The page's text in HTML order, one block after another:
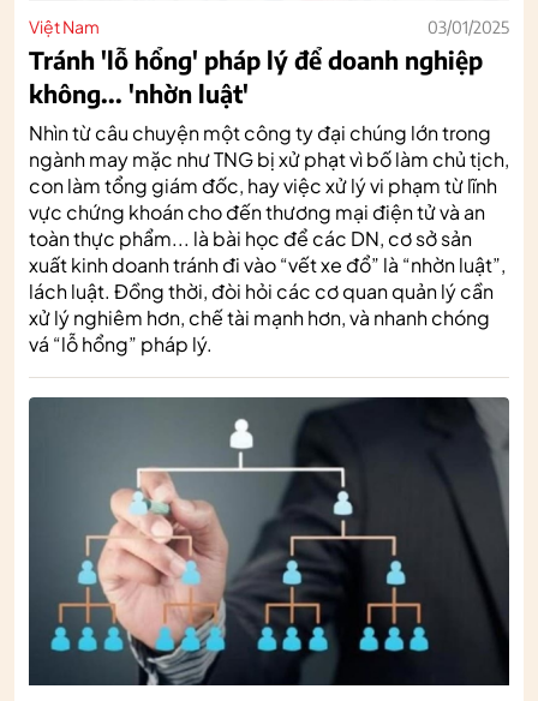
Việt Nam 03/01/2025
Tránh 'lỗ hổng' pháp lý để doanh nghiệp
không... 'nhờn luật'
Nhìn từ câu chuyện một công ty đại chúng lớn trong
ngành may mặc như TNG bị xử phạt vì bố làm chủ tịch,
con làm tổng giám đốc, hay việc xử lý vi phạm từ lĩnh
vực chứng khoán cho đến thương mại điện tử và an
toàn thực phẩm... là bài học để các DN, cơ sở sản
xuất kinh doanh tránh đi vào “vết xe đổ” là “nhờn luật”,
lách luật. Đồng thời, đòi hỏi các cơ quan quản lý cần
xử lý nghiêm hơn, chế tài mạnh hơn, và nhanh chóng
vá “lỗ hổng” pháp lý.